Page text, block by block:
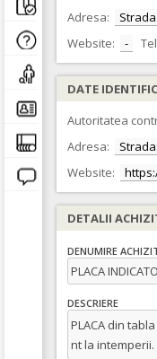
Adresa:
Website:
-
DATE
Autoritatea
Adresa:
Website:
DETALII
DENUMIRE
PLACA
DESCRIERE
PLACA din
nt la intemperii.